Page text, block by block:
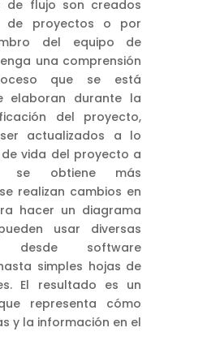
de flujo son creados
de proyectos o por
del equipo de
una comprensión
que se está
elaboran durante la
del proyecto,
actualizados a lo
vida del proyecto a
se obtiene más
realizan cambios en
hacer un diagrama
usar diversas
desde software
simples hojas de
El resultado es un
representa cómo
y la información en el